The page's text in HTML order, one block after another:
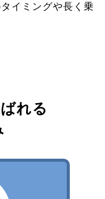
イミングや長く乗
れる